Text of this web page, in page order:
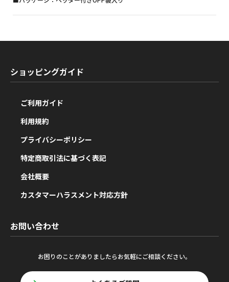
ショッピングガイド
ご利用ガイド
利用規約
プライバシーポリシー
特定商取引法に基づく表記
会社概要
カスタマーハラスメント対応方針
お問い合わせ
お困りのことがありましたらお気軽にご相談ください。